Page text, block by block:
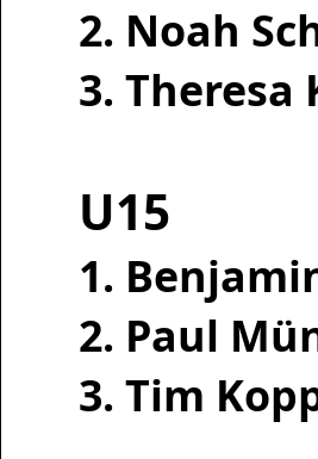
2. Noah
3. Theresa
U15
1.
2. Paul
3. Tim